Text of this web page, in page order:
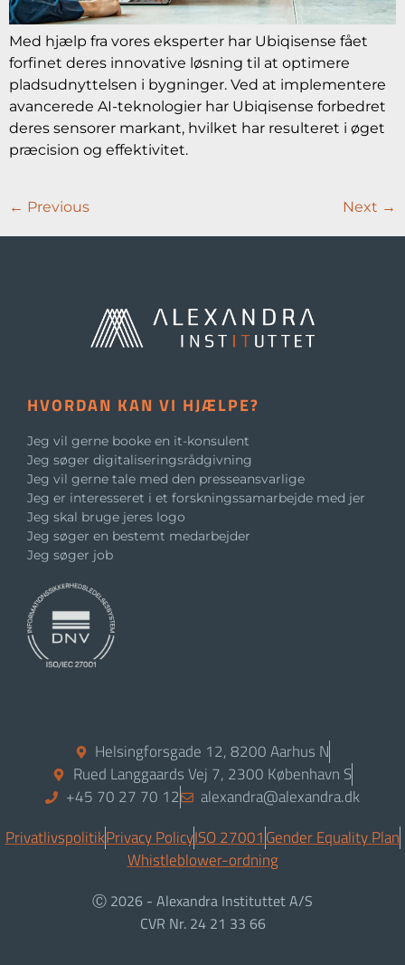
Med hjælp fra vores eksperter har Ubiqisense fået
forfinet deres innovative løsning til at optimere
pladsudnyttelsen i bygninger. Ved at implementere
avancerede AI-teknologier har Ubiqisense forbedret
deres sensorer markant, hvilket har resulteret i øget
præcision og effektivitet.
← Previous Next →
HVORDAN KAN VI HJÆLPE?
Jeg vil gerne booke en it-konsulent
Jeg søger digitaliseringsrådgivning
Jeg vil gerne tale med den presseansvarlige
Jeg er interesseret i et forskningssamarbejde med jer
Jeg skal bruge jeres logo
Jeg søger en bestemt medarbejder
Jeg søger job
Helsingforsgade 12, 8200 Aarhus N
Rued Langgaards Vej 7, 2300 København S
+45 70 27 70 12
alexandra@alexandra.dk
PrivatlivspolitikPrivacy PolicyISO 27001Gender Equality Plan
Whistleblower-ordning
Ⓒ 2026 - Alexandra Instituttet A/S
CVR Nr. 24 21 33 66